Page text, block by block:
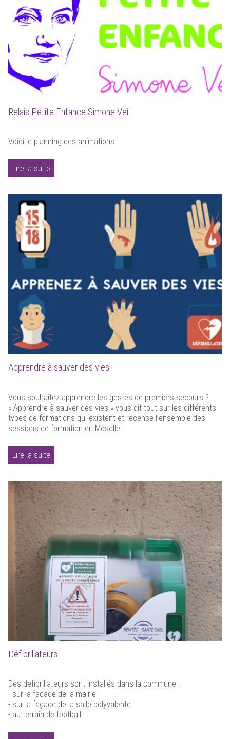
Relais Petite Enfance Simone Veil
Voici le planning des animations.
Lire la suite
Apprendre à sauver des vies
Vous souhaitez apprendre les gestes de premiers secours ?
« Apprendre à sauver des vies » vous dit tout sur les différents
types de formations qui existent et recense l’ensemble des
sessions de formation en Moselle !
Lire la suite
Défibrillateurs
Des défibrillateurs sont installés dans la commune :
- sur la façade de la mairie
- sur la façade de la salle polyvalente
- au terrain de football